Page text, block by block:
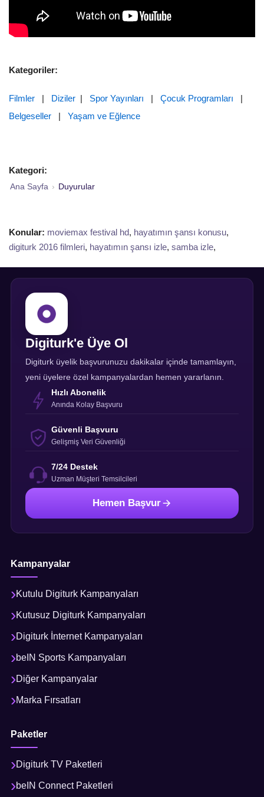
Kategoriler:
Filmler | Diziler | Spor Yayınları | Çocuk Programları |
Belgeseller | Yaşam ve Eğlence
Kategori:
Ana Sayfa › Duyurular
Konular: moviemax festival hd, hayatımın şansı konusu,
digiturk 2016 filmleri, hayatımın şansı izle, samba izle,
Digiturk'e Üye Ol
Digiturk üyelik başvurunuzu dakikalar içinde tamamlayın,
yeni üyelere özel kampanyalardan hemen yararlanın.
Hızlı Abonelik
Anında Kolay Başvuru
Güvenli Başvuru
Gelişmiş Veri Güvenliği
7/24 Destek
Uzman Müşteri Temsilcileri
Hemen Başvur
Kampanyalar
Kutulu Digiturk Kampanyaları
Kutusuz Digiturk Kampanyaları
Digiturk İnternet Kampanyaları
beIN Sports Kampanyaları
Diğer Kampanyalar
Marka Fırsatları
Paketler
Digiturk TV Paketleri
beIN Connect Paketleri